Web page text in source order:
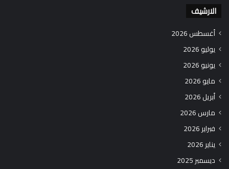
الارشيف
أغسطس 2026
يوليو 2026
يونيو 2026
مايو 2026
أبريل 2026
مارس 2026
فبراير 2026
يناير 2026
ديسمبر 2025